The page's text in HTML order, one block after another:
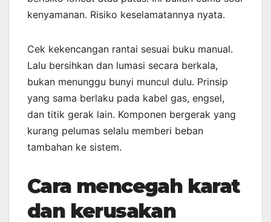
kenyamanan. Risiko keselamatannya nyata.
Cek kekencangan rantai sesuai buku manual.
Lalu bersihkan dan lumasi secara berkala,
bukan menunggu bunyi muncul dulu. Prinsip
yang sama berlaku pada kabel gas, engsel,
dan titik gerak lain. Komponen bergerak yang
kurang pelumas selalu memberi beban
tambahan ke sistem.
Cara mencegah karat
dan kerusakan